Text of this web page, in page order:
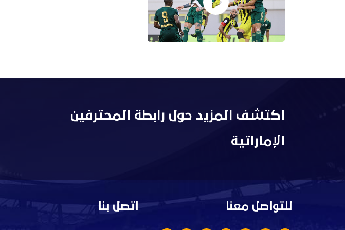
اكتشف المزيد حول رابطة المحترفين
الإماراتية
للتواصل معنا اتصل بنا